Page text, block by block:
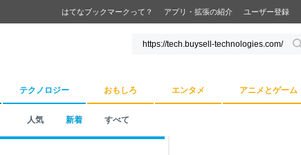
はてなブックマークって？ アプリ・拡張の紹介 ユーザー登録
テクノロジー おもしろ エンタメ アニメとゲーム
人気 新着 すべて